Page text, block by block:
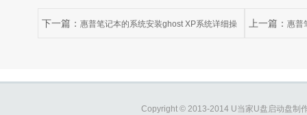
下一篇： 惠普笔记本的系统安装ghost XP系统详细操 上一篇： 惠普
Copyright © 2013-2014 U当家U盘启动盘制